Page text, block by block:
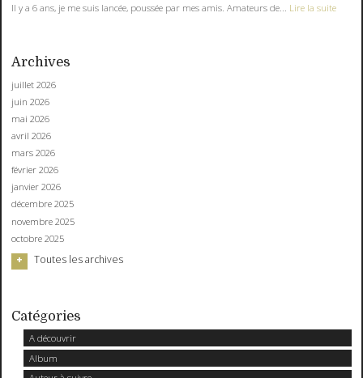
Il y a 6 ans, je me suis lancée, poussée par mes amis. Amateurs de... Lire la suite
Archives
juillet 2026
juin 2026
mai 2026
avril 2026
mars 2026
février 2026
janvier 2026
décembre 2025
novembre 2025
octobre 2025
Toutes les archives
Catégories
A découvrir
Album